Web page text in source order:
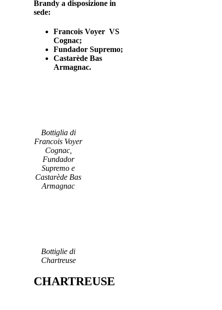
Brandy a disposizione in
sede:
Francois Voyer VS
Cognac;
Fundador Supremo;
Castarède Bas
Armagnac.
Bottiglia di
Francois Voyer
Cognac,
Fundador
Supremo e
Castarède Bas
Armagnac
Bottiglie di
Chartreuse
CHARTREUSE